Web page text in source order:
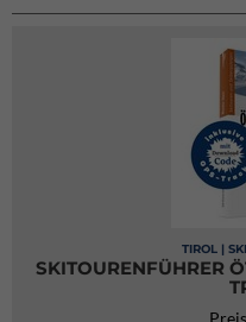
TIROL |
SKITOURENFÜHRER